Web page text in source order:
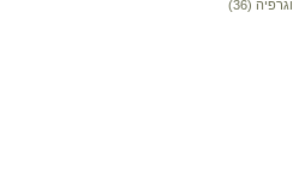
(36)